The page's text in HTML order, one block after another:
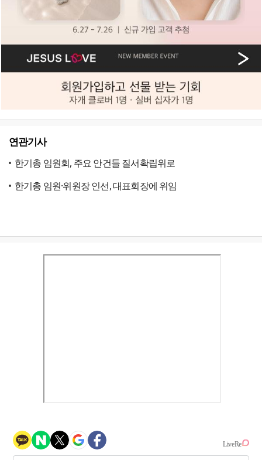
연관기사
한기총 임원회, 주요 안건들 질서확립위로
한기총 임원·위원장 인선, 대표회장에 위임